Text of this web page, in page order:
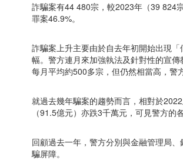
詐騙案有44 480宗，較2023年（39 824
罪案46.9%。
詐騙案上升主要由於自去年初開始出現
幅。警方連月來加強執法及針對性的宣
每月平均約500多宗，但仍然相當高，警
就過去幾年騙案的趨勢而言，相對於
（91.5億元）亦跌3千萬元，可見警方的
回顧過去一年，警方分別與金融管理局
騙屏障。